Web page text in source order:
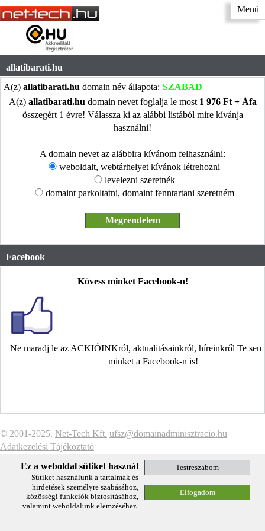
Menü
allatibarati.hu
A(z) allatibarati.hu domain név állapota: SZABAD
A(z) allatibarati.hu domain nevet foglalja le most 1 976 Ft + Áfa
összegért 1 évre! Válassza ki az alábbi listából mire kívánja
használni!
A domain nevet az alábbira kívánom felhasználni:
weboldalt, webtárhelyet kívánok létrehozni
levelezni szeretnék
domaint parkoltatni, domaint fenntartani szeretném
Facebook
Kövess minket Facebook-n!
Ne maradj le az ACKIÓINKról, aktualitásainkról, híreinkről Te
minket a Facebook-n is!
© 2001-2025. Net-Tech Kft. ufsz@domainadminisztracio.hu
Adatkezelési Tájékoztató
Ez a weboldal sütiket használ
Sütiket használunk a tartalmak és
hirdetések személyre szabásához,
közösségi funkciók biztosításához,
valamint weboldalunk elemzéséhez.